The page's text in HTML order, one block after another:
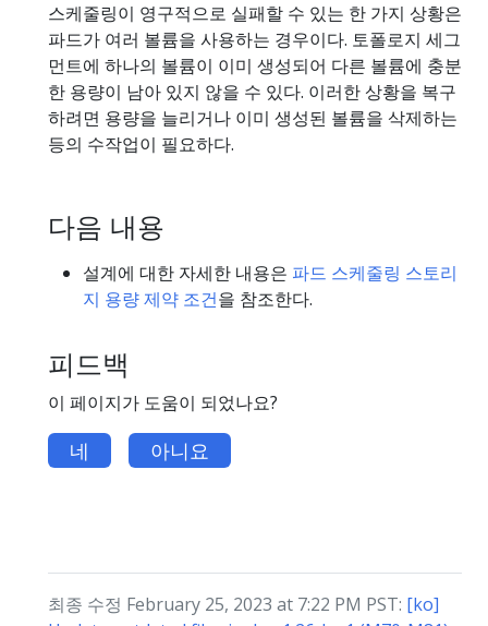
스케줄링이 영구적으로 실패할 수 있는 한 가지 상황은
파드가 여러 볼륨을 사용하는 경우이다. 토폴로지 세그
먼트에 하나의 볼륨이 이미 생성되어 다른 볼륨에 충분
한 용량이 남아 있지 않을 수 있다. 이러한 상황을 복구
하려면 용량을 늘리거나 이미 생성된 볼륨을 삭제하는
등의 수작업이 필요하다.
다음 내용
설계에 대한 자세한 내용은 파드 스케줄링 스토리
지 용량 제약 조건을 참조한다.
피드백
이 페이지가 도움이 되었나요?
네 아니요
최종 수정 February 25, 2023 at 7:22 PM PST: [ko]